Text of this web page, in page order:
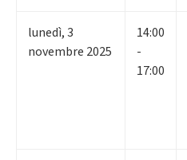
lunedì,3
novembre 2025
14:00
-
17:00